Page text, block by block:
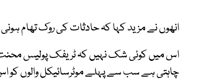
انھوں نے مزید کہا کہ حادثات کی روک تھام
اس میں کوئی شک نہیں کہ ٹریفک پولیس
چاہتی ہے سب سے پہلے موٹرسائیکل والوں کو اس